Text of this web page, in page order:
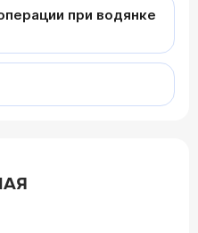
при водянке